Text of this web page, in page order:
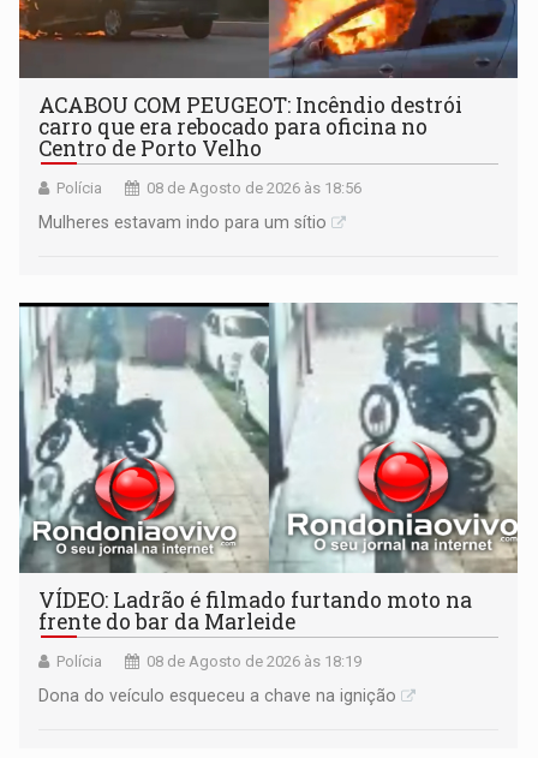
ACABOU COM PEUGEOT: Incêndio destrói
carro que era rebocado para oficina no
Centro de Porto Velho
Polícia 08 de Agosto de 2026 às 18:56
Mulheres estavam indo para um sítio
VÍDEO: Ladrão é filmado furtando moto na
frente do bar da Marleide
Polícia 08 de Agosto de 2026 às 18:19
Dona do veículo esqueceu a chave na ignição